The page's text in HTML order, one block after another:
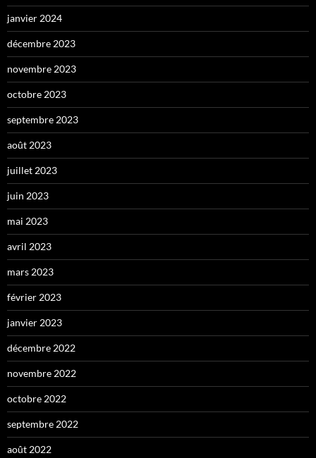
janvier 2024
décembre 2023
novembre 2023
octobre 2023
septembre 2023
août 2023
juillet 2023
juin 2023
mai 2023
avril 2023
mars 2023
février 2023
janvier 2023
décembre 2022
novembre 2022
octobre 2022
septembre 2022
août 2022